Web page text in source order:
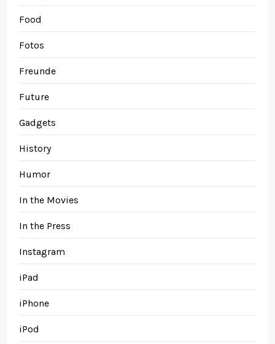
Food
Fotos
Freunde
Future
Gadgets
History
Humor
In the Movies
In the Press
Instagram
iPad
iPhone
iPod